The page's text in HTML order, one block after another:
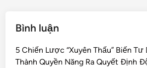
Bình luận
5 Chiến Lược “Xuyên Thấu” Biến Tư
Thành Quyền Năng Ra Quyết Định